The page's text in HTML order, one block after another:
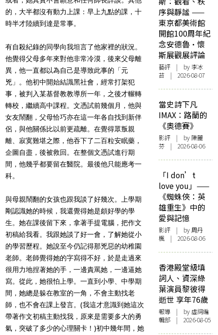
的，大半都沒有動力上課：早上九點的課，十
時半才陸續到達是常事。
有自殺紀錄的同學向我坦言了他家裡的狀況。
他覺得父母多年來對他非常冷漠，後來父母離
異，他一直都以為自己是導致此事的「元
兇」。他初中開始結識黑社會，經常打架犯
事，被判入某基督教教導所一年，之後才輾轉
轉校，繼續高中課程。文憑試前幾個月，他與
女友鬧翻，父母恰巧亦在這一年各自找到新伴
侶，與他關係比以前更疏離。在覺得眾叛親
離、寂寞難堪之際，他吞下了二百粒安眠藥，
企圖自盡，後被救回。在整個文憑試進行期
間，他幾乎都要留在醫院。最後他只能應考一
科。
與母親鬧翻的女孩也跟我談了好幾次。上學期
剛認識她的時候，我還覺得她是頗好學的學
生。她在課後留下來，拿著手提電腦，把作文
初稿給我看。我跟她談了好一會，了解她從小
的學習歷程。她說至今仍記得那兇惡的幼稚園
老師。老師覺得她的字寫得不好，於是走過來
很用力地捏著她的手，一邊責罵她，一邊逼她
寫。從此，她很怕上學。一直到小學、中學期
間，她總是躲在教室的一角，不會主動找老
師，也不會在課上發言。(我這才意識到她這次
帶著作文初稿主動找我，原來是需要多大的勇
氣，突破了多少的心理關卡！)初中幾年間，她
序與靜謐 ——
東京都美術館
開館100周年紀
念安德魯·懷
斯展觀展評論
藝評 | by 李冰
苔 | 2026-08-07
當史詩下凡
IMAX：路蘭的
《奧德賽》
影評 | by 陳麗
芬 | 2026-08-06
「I don’t
love you」——
《蜘蛛俠：英
雄重生》中的
愛與記憶
影評 | by周丹
楓 | 2026-08-06
香港殿堂級填
詞人、資深綠
葉演員黎彼得
逝世 享年76歲
報導 | by 虛詞編
輯部 | 2026-08-05